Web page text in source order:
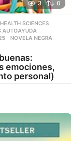
3 0
SCIENCES
AUTOAYUDA
,NOVELA NEGRA
emociones,
personal)